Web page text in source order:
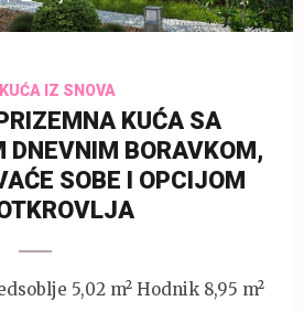
KUĆA IZ SNOVA
KUĆA SA
DNEVNIM BORAVKOM,
SOBE I OPCIJOM
5,02 m² Hodnik 8,95 m²